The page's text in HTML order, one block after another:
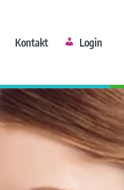
Kontakt Login